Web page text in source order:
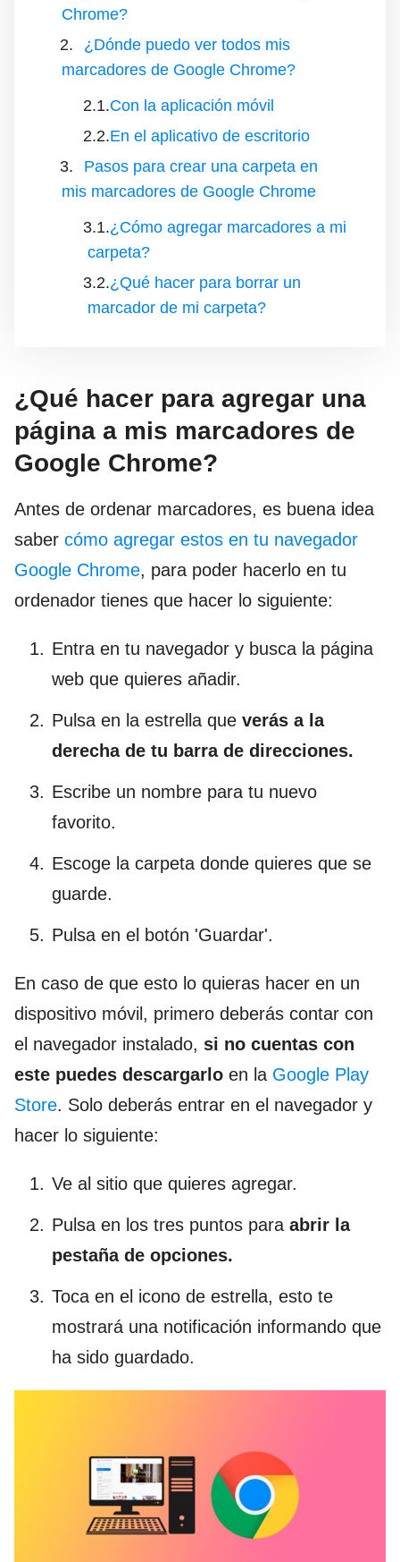
Chrome?
¿Dónde puedo ver todos mis
marcadores de Google Chrome?
Con la aplicación móvil
En el aplicativo de escritorio
Pasos para crear una carpeta en
mis marcadores de Google Chrome
¿Cómo agregar marcadores a mi
carpeta?
¿Qué hacer para borrar un
marcador de mi carpeta?
¿Qué hacer para agregar una
página a mis marcadores de
Google Chrome?
Antes de ordenar marcadores, es buena idea
saber cómo agregar estos en tu navegador
Google Chrome, para poder hacerlo en tu
ordenador tienes que hacer lo siguiente:
Entra en tu navegador y busca la página
web que quieres añadir.
Pulsa en la estrella que verás a la
derecha de tu barra de direcciones.
Escribe un nombre para tu nuevo
favorito.
Escoge la carpeta donde quieres que se
guarde.
Pulsa en el botón 'Guardar'.
En caso de que esto lo quieras hacer en un
dispositivo móvil, primero deberás contar con
el navegador instalado, si no cuentas con
este puedes descargarlo en la Google Play
Store. Solo deberás entrar en el navegador y
hacer lo siguiente:
Ve al sitio que quieres agregar.
Pulsa en los tres puntos para abrir la
pestaña de opciones.
Toca en el icono de estrella, esto te
mostrará una notificación informando que
ha sido guardado.